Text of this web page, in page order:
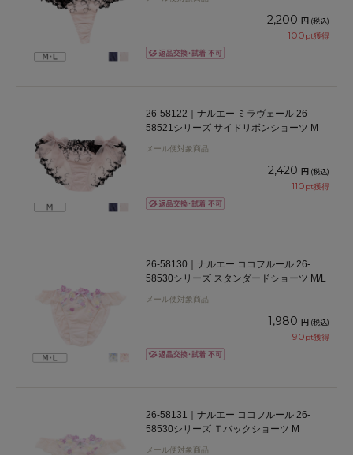
2,200 円 (税込)
100pt獲得
26-58122｜ナルエー ミラヴェール 26-
58521シリーズ サイドリボンショーツ M
メール便対象商品
2,420 円 (税込)
110pt獲得
26-58130｜ナルエー ココフルール 26-
58530シリーズ スタンダードショーツ M/L
メール便対象商品
1,980 円 (税込)
90pt獲得
26-58131｜ナルエー ココフルール 26-
58530シリーズ Ｔバックショーツ M
メール便対象商品